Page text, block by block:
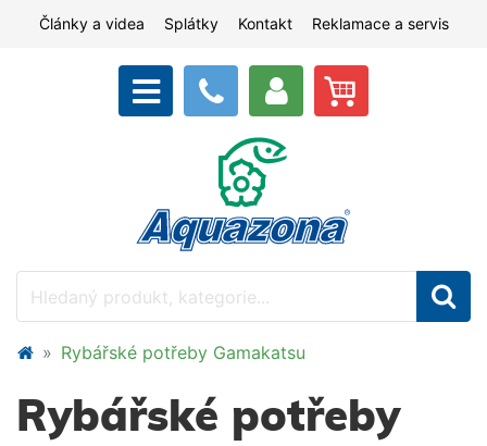
Články a videa Splátky Kontakt Reklamace a servis
Rybářské potřeby Gamakatsu
Rybářské potřeby